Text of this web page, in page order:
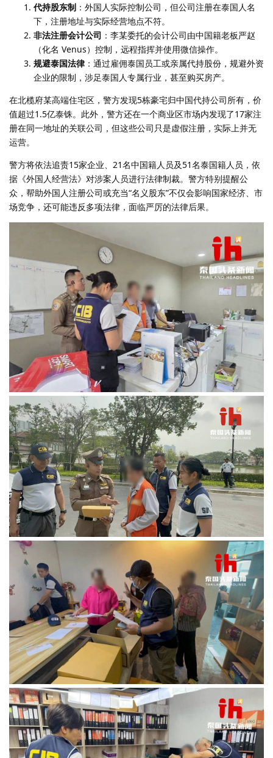
代持股东制 ：外国人实际控制公司，但公司注册在泰国人名
下，注册地址与实际经营地点不符。
非法注册会计公司 ：李某委托的会计公司由中国籍老板严赵
（化名 Venus）控制，远程指挥并使用微信操作。
规避泰国法律：通过雇佣泰国员工或亲属代持股份，规避外资
企业的限制，涉足泰国人专属行业，甚至购买房产。
在北榄府某高端住宅区，警方发现5栋豪宅归中国代持公司所有，价
值超过1.5亿泰铢。此外，警方还在一个商业区市场内发现了17家注
册在同一地址的关联公司，但这些公司只是虚假注册，实际上并无
运营。
警方将依法追责15家企业、21名中国籍人员及51名泰国籍人员，依
据《外国人经营法》对涉案人员进行法律制裁。警方特别提醒公
众，帮助外国人注册公司或充当“名义股东”不仅会影响国家经济、市
场竞争，还可能违反多项法律，面临严厉的法律后果。